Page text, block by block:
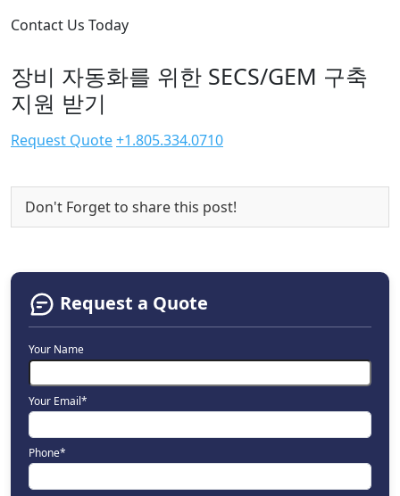
Contact Us Today
장비 자동화를 위한 SECS/GEM 구축
지원 받기
Request Quote+1.805.334.0710
Don't Forget to share this post!
Request a Quote
Your Name
Your Email*
Phone*